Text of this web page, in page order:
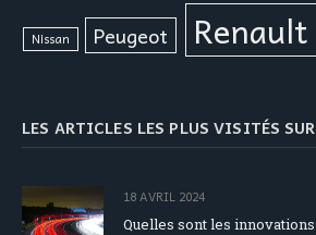
Nissan Peugeot Renault
LES ARTICLES LES PLUS VISITÉS
18 AVRIL 2024
Quelles sont les